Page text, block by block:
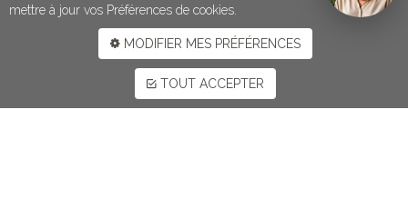
mettre à jour vos Préférences de cookies.
MODIFIER MES PRÉFÉRENCES
TOUT ACCEPTER